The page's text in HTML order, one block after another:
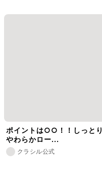
ポイントは○○！！しっとり
やわらかロー...
クラシル公式